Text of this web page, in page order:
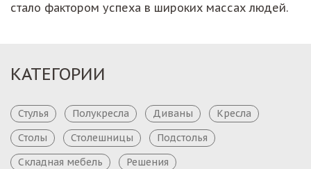
стало фактором успеха в широких массах людей.
КАТЕГОРИИ
Стулья Полукресла Диваны
Кресла
Столы
Столешницы
Подстолья
Складная мебель
Решения